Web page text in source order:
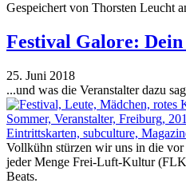
Gespeichert von Thorsten Leucht
Festival Galore:
25. Juni 2018
...und was die Veranstalter dazu
Vollkühn stürzen wir uns in die
jeder Menge Frei-Luft-Kultur
Beats.